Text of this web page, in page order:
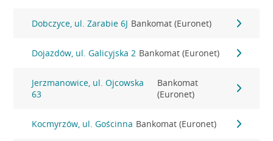
Dobczyce, ul. Zarabie 6J Bankomat (Euronet)
Dojazdów, ul. Galicyjska 2 Bankomat (Euronet)
Jerzmanowice, ul. Ojcowska
63
Bankomat
(Euronet)
Kocmyrzów, ul. Gościnna Bankomat (Euronet)